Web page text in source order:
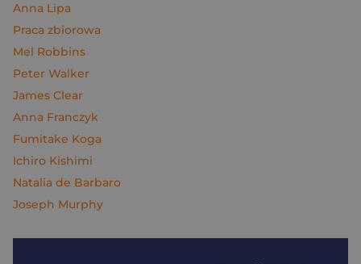
Anna Lipa
Praca zbiorowa
Mel Robbins
Peter Walker
James Clear
Anna Franczyk
Fumitake Koga
Ichiro Kishimi
Natalia de Barbaro
Joseph Murphy